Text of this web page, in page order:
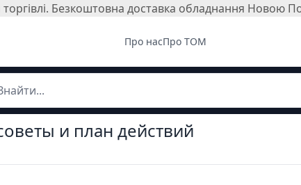
торгівлі. Безкоштовна доставка обладнання Новою
Про насПро ТОМ
и план действий